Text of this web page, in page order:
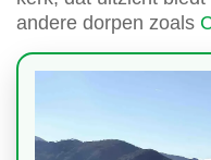
andere dorpen zoals